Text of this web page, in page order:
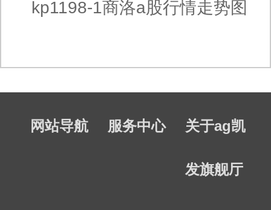
kp1198-1商洛a股行情走势图
网站导航 服务中心 关于ag凯
发旗舰厅